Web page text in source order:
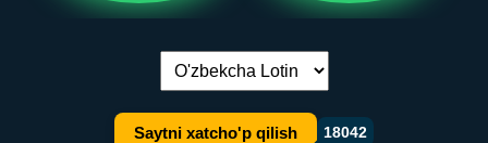
Tilni almashtirish:
Saytni xatcho'p qilish 18042